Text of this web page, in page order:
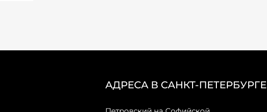
АДРЕСА В САНКТ-ПЕТЕРБУРГЕ